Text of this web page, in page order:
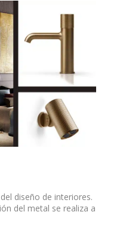
diseño de interiores.
del metal se realiza a